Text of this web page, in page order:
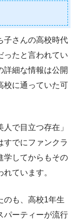
子さんの高校時代
ったと言われてい
詳細な情報は公開
校に通っていた可
で目立つ存在」
すでにファンクラ
学してからもその
ています。
のも、高校1年生
パーティーが流行